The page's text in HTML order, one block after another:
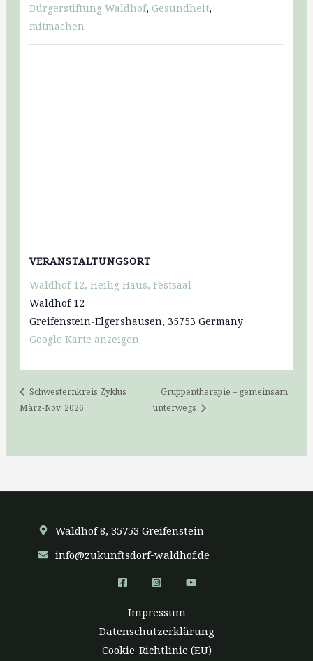
Bürgerstiftung Waldhof, Gesundheit,
mitmachen
VERANSTALTUNGSORT
Waldhof 12, Heilig Haus, Festsaal
Waldhof 12
Greifenstein-Elgershausen, 35753 Germany
Google Karte anzeigen
Schwesternkreis Zyklus
März-Nov. 2026
Gruppentherapie – gemeinsam
unterwegs
Waldhof 8, 35753 Greifenstein
info@zukunftsdorf-waldhof.de
Impressum
Datenschutzerklärung
Cookie-Richtlinie (EU)